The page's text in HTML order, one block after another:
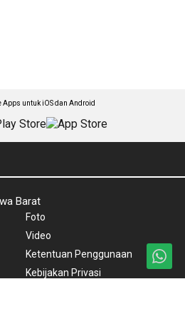
Apps untuk iOS dan Android
Barat
Foto
Video
Ketentuan Penggunaan
Kebijakan Privasi